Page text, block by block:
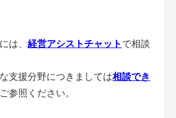
は、 経営アシストチャット で相談
支援分野につきましては相談でき
参照ください。